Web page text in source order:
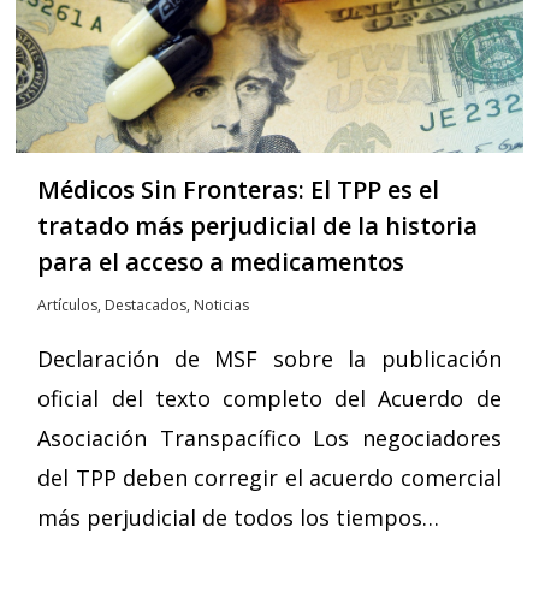
Médicos Sin Fronteras: El TPP es el
tratado más perjudicial de la historia
para el acceso a medicamentos
Artículos, Destacados, Noticias
Declaración de MSF sobre la publicación
oficial del texto completo del Acuerdo de
Asociación Transpacífico Los negociadores
del TPP deben corregir el acuerdo comercial
más perjudicial de todos los tiempos…